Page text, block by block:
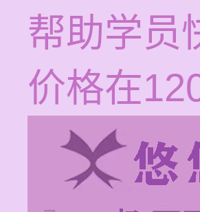
帮助学员
价格在